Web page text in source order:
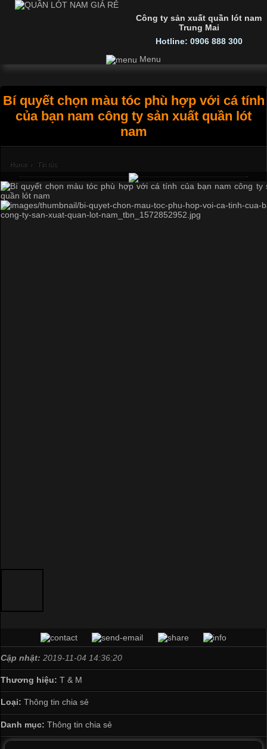
Công ty sản xuất quần lót nam
Trung Mai
Hotline: 0906 888 300
Menu
Bí quyết chọn màu tóc phù hợp với cá tính
của bạn nam công ty sản xuất quần lót
nam
Home › Tin tức
Cập nhật: 2019-11-04 14:36:20
Thương hiệu: T & M
Loại: Thông tin chia sẻ
Danh mục: Thông tin chia sẻ